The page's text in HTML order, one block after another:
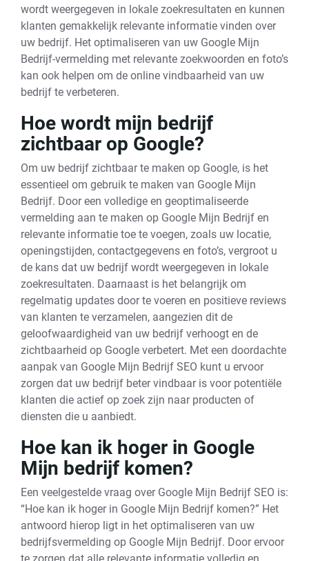
wordt weergegeven in lokale zoekresultaten en kunnen
klanten gemakkelijk relevante informatie vinden over
uw bedrijf. Het optimaliseren van uw Google Mijn
Bedrijf-vermelding met relevante zoekwoorden en foto’s
kan ook helpen om de online vindbaarheid van uw
bedrijf te verbeteren.
Hoe wordt mijn bedrijf
zichtbaar op Google?
Om uw bedrijf zichtbaar te maken op Google, is het
essentieel om gebruik te maken van Google Mijn
Bedrijf. Door een volledige en geoptimaliseerde
vermelding aan te maken op Google Mijn Bedrijf en
relevante informatie toe te voegen, zoals uw locatie,
openingstijden, contactgegevens en foto’s, vergroot u
de kans dat uw bedrijf wordt weergegeven in lokale
zoekresultaten. Daarnaast is het belangrijk om
regelmatig updates door te voeren en positieve reviews
van klanten te verzamelen, aangezien dit de
geloofwaardigheid van uw bedrijf verhoogt en de
zichtbaarheid op Google verbetert. Met een doordachte
aanpak van Google Mijn Bedrijf SEO kunt u ervoor
zorgen dat uw bedrijf beter vindbaar is voor potentiële
klanten die actief op zoek zijn naar producten of
diensten die u aanbiedt.
Hoe kan ik hoger in Google
Mijn bedrijf komen?
Een veelgestelde vraag over Google Mijn Bedrijf SEO is:
“Hoe kan ik hoger in Google Mijn Bedrijf komen?” Het
antwoord hierop ligt in het optimaliseren van uw
bedrijfsvermelding op Google Mijn Bedrijf. Door ervoor